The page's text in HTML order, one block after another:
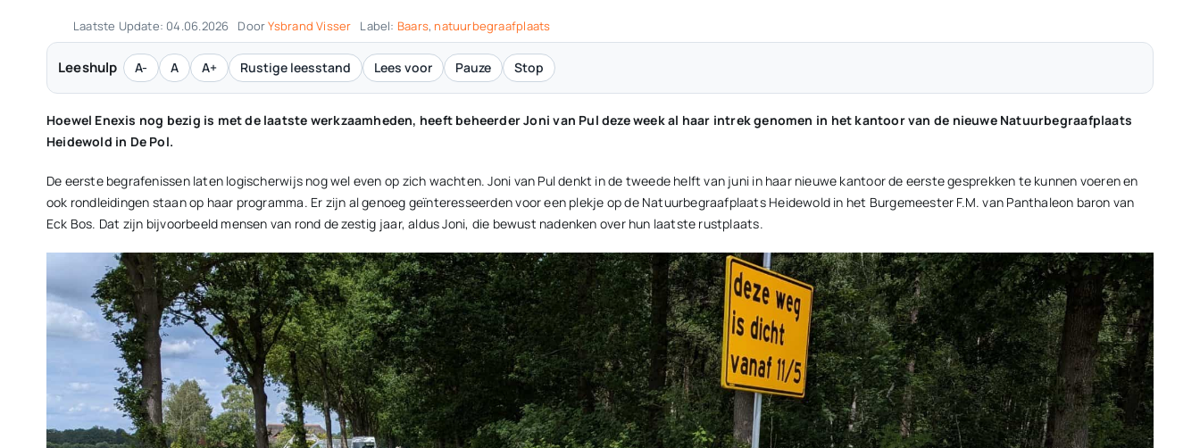
Laatste Update: 04.06.2026 DoorYsbrand Visser Label: Baars, natuurbegraafplaats
Leeshulp A- A A+ Rustige leesstand Lees voor Pauze Stop
Hoewel Enexis nog bezig is met de laatste werkzaamheden, heeft beheerder Joni van Pul deze week al haar intrek genomen in het kantoor van de nieuwe Natuurbegraafplaats
Heidewold in De Pol.
De eerste begrafenissen laten logischerwijs nog wel even op zich wachten. Joni van Pul denkt in de tweede helft van juni in haar nieuwe kantoor de eerste gesprekken te kunnen voeren en
ook rondleidingen staan op haar programma. Er zijn al genoeg geïnteresseerden voor een plekje op de Natuurbegraafplaats Heidewold in het Burgemeester F.M. van Panthaleon baron van
Eck Bos. Dat zijn bijvoorbeeld mensen van rond de zestig jaar, aldus Joni, die bewust nadenken over hun laatste rustplaats.